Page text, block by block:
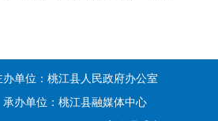
办单位：桃江县人民政府办公室
承办单位：桃江县融媒体中心